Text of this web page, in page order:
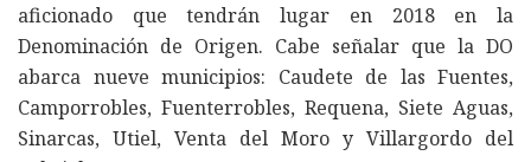
aficionado que tendrán lugar en 2018 en la
Denominación de Origen. Cabe señalar que la DO
abarca nueve municipios: Caudete de las Fuentes,
Camporrobles, Fuenterrobles, Requena, Siete Aguas,
Sinarcas, Utiel, Venta del Moro y Villargordo del